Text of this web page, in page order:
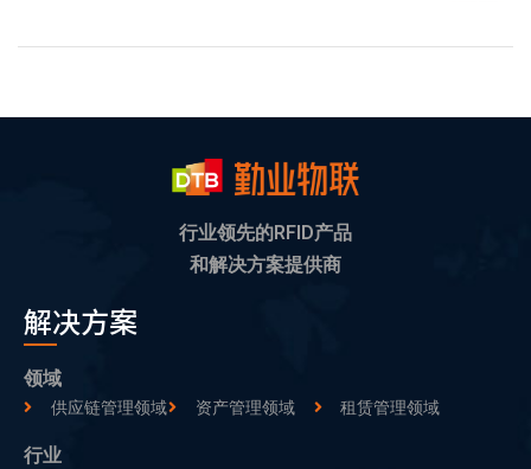
行业领先的RFID产品
和解决方案提供商
解决方案
领域
供应链管理领域 资产管理领域 租赁管理领域
行业